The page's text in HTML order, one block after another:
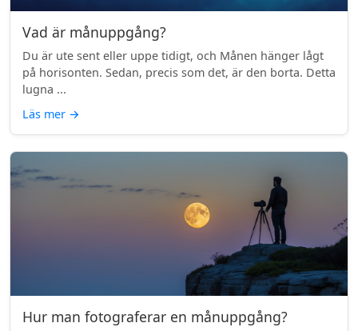
Vad är månuppgång?
Du är ute sent eller uppe tidigt, och Månen hänger lågt
på horisonten. Sedan, precis som det, är den borta. Detta
lugna ...
Läs mer →
Hur man fotograferar en månuppgång?